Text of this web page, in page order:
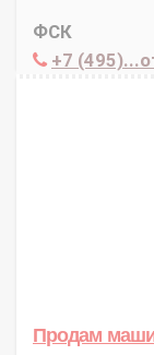
ФСК
+7
Продам